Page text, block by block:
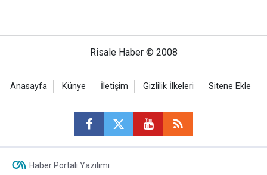
Risale Haber © 2008
Anasayfa Künye İletişim Gizlilik İlkeleri Sitene Ekle
Haber Portalı Yazılımı